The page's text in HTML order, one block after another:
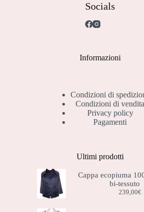
Socials
Informazioni
Condizioni di
Condizioni di vendita
Privacy policy
Pagamenti
Ultimi prodotti
Cappa ecopiuma
bi-tessuto
239,00€